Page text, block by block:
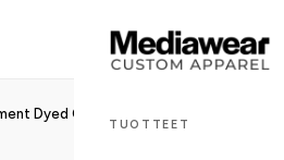
TUOTTEET
Dyed Oversized Tote Bag